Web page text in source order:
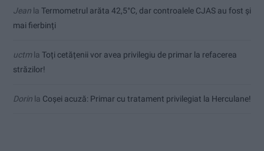
Jean la Termometrul arăta 42,5°C, dar controalele CJAS au fost și
mai fierbinți
uctmla Toți cetățenii vor avea privilegiu de primar la refacerea
străzilor!
Dorin la Coșei acuză: Primar cu tratament privilegiat la Herculane!